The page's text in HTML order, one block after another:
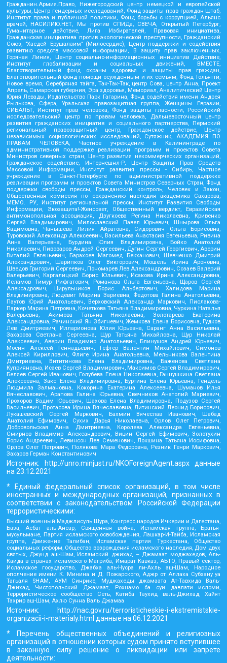
Гражданин.Армия.Право, Нижегородский центр немецкой и европейской
культуры, Центр гендерных исследований, Фонд защиты прав граждан Штаб,
Институт права и публичной политики, Фонд борьбы с коррупцией, Альянс
врачей, НАСИЛИЮ.НЕТ, Мы против СПИДа, СВЕЧА, Открытый Петербург,
Гуманитарное действие, Лига Избирателей, Правовая инициатива,
Гражданская инициатива против экологической преступности, Гражданский
Союз, "Хасдей Ерушалаим" (Милосердие), Центр поддержки и содействия
развитию средств массовой информации, В защиту прав заключенных,
Горячая Линия, Центр социально-информационных инициатив Действие,
Институт глобализации и социальных движений, ВМЕСТЕ,
Благотворительный фонд охраны здоровья и защиты прав граждан,
Благотворительный фонд помощи осужденным и их семьям, Фонд Тольятти,
Новое время, Серебряная тайга, Так-Так-Так, центр Сова, центр Анна, Проект
Апрель, Самарская губерния, Эра здоровья, Мемориал, Аналитический Центр
Юрия Левады, Издательство Парк Гагарина, Фонд содействия имени Андрея
Рылькова, Сфера, Уральская правозащитная группа, Женщины Евразии,
СИБАЛЬТ, Институт прав человека, Фонд защиты гласности, Российский
исследовательский центр по правам человека, Дальневосточный центр
развития гражданских инициатив и социального партнерства, Пермский
региональный правозащитный центр, Гражданское действие, Центр
независимых социологических исследований, Сутяжник, АКАДЕМИЯ ПО
ПРАВАМ ЧЕЛОВЕКА, Частное учреждение в Калининграде по
административной поддержке реализации программ и проектов Совета
Министров северных стран, Центр развития некоммерческих организаций,
Гражданское содействие, Интернешнл-Р, Центр Защиты Прав Средств
Массовой Информации, Институт развития прессы - Сибирь, Частное
учреждение в Санкт-Петербурге по административной поддержке
реализации программ и проектов Совета Министров Северных Стран, Фонд
поддержки свободы прессы, Гражданский контроль, Человек и Закон,
Общественная комиссия по сохранению наследия академика Сахарова,
МЕМО. РУ, Институт региональной прессы, Институт Развития Свободы
Информации, Экозащита!-Женсовет, Общественный вердикт, Евразийская
антимонопольная ассоциация, Дзугкоева Регина Николаевна, Кривенко
Сергей Владимирович, Милославский Павел Юрьевич, Шнырова Ольга
Вадимовна, Чанышева Лилия Айратовна, Сидорович Ольга Борисовна,
Туровский Александр Алексеевич, Васильева Анастасия Евгеньевна, Ривина
Анна Валерьевна, Бурдина Юлия Владимировна, Бойко Анатолий
Николаевич, Пивоваров Андрей Сергеевич, Дугин Сергей Георгиевич, Аверин
Виталий Евгеньевич, Барахоев Магомед Бекханович, Шевченко Дмитрий
Александрович, Шарипков Олег Викторович, Мошель Ирина Ароновна,
Шведов Григорий Сергеевич, Пономарев Лев Александрович, Созаев Валерий
Валерьевич, Каргалицкий Борис Юльевич, Исакова Ирина Александровна,
Исламов Тимур Рифгатович, Романова Ольга Евгеньевна, Щаров Сергей
Алексадрович, Цирульников Борис Альбертович, Халидова Марина
Владимировна, Людевиг Марина Зариевна, Федотова Галина Анатольевна,
Паутов Юрий Анатольевич, Верховский Александр Маркович, Пислакова-
Паркер Марина Петровна, Кочеткова Татьяна Владимировна, Чуркина Наталья
Валерьевна, Акимова Татьяна Николаевна, Золотарева Екатерина
Александровна, Рачинский Ян Збигневич, Жемкова Елена Борисовна, Гудков
Лев Дмитриевич, Илларионова Юлия Юрьевна, Саранг Анна Васильевна,
Захарова Светлана Сергеевна, Щур Татьяна Михайловна, Щур Николай
Алексеевич, Аверин Владимир Анатольевич, Блинушов Андрей Юрьевич,
Мосин Алексей Геннадьевич, Гефтер Валентин Михайлович, Симонов
Алексей Кириллович, Флиге Ирина Анатольевна, Мельникова Валентина
Дмитриевна, Вититинова Елена Владимировна, Баженова Светлана
Куприяновна, Исаев Сергей Владимирович, Максимов Сергей Владимирович,
Беляев Сергей Иванович, Голубева Елена Николаевна, Ганнушкина Светлана
Алексеевна, Закс Елена Владимировна, Буртина Елена Юрьевна, Гендель
Людмила Залмановна, Кокорина Екатерина Алексеевна, Шуманов Илья
Вячеславович, Арапова Галина Юрьевна, Свечников Анатолий Мариевич,
Прохоров Вадим Юрьевич, Шахова Елена Владимировна, Подузов Сергей
Васильевич, Протасова Ирина Вячеславовна, Литинский Леонид Борисович,
Лукашевский Сергей Маркович, Бахмин Вячеслав Иванович, Шабад
Анатолий Ефимович, Сухих Дарья Николаевна, Орлов Олег Петрович,
Добровольская Анна Дмитриевна, Королева Александра Евгеньевна,
Смирнов Владимир Александрович, Вицин Сергей Ефимович, Золотухин
Борис Андреевич, Левинсон Лев Семенович, Локшина Татьяна Иосифовна,
Орлов Олег Петрович, Полякова Мара Федоровна, Резник Генри Маркович,
Захаров Герман Константинович
Источник: http://unro.minjust.ru/NKOForeignAgent.aspx данные
на 23.12.2021
* Единый федеральный список организаций, в том числе
иностранных и международных организаций, признанных в
соответствии с законодательством Российской Федерации
террористическими:
Высший военный Маджлисуль Шура, Конгресс народов Ичкерии и Дагестана,
База, Асбат аль-Ансар, Священная война, Исламская группа, Братья-
мусульмане, Партия исламского освобождения, Лашкар-И-Тайба, Исламская
группа, Движение Талибан, Исламская партия Туркестана, Общество
социальных реформ, Общество возрождения исламского наследия, Дом двух
святых, Джунд аш-Шам, Исламский джихад – Джамаат моджахедов, Аль-
Каида в странах исламского Магриба, Имарат Кавказ, АБТО, Правый сектор,
Исламское государство, Джабха аль-Нусра ли-Ахль аш-Шам, Народное
ополчение имени К. Минина и Д. Пожарского, Аджр от Аллаха Субхану уа
Тагьаля SHAM, АУМ Синрике, Муджахеды джамаата Ат-Тавхида Валь-
Джихад, Чистопольский Джамаат, Рохнамо ба суи давлати исломи,
Террористическое сообщество Сеть, Катиба Таухид валь-Джихад, Хайят
Тахрир аш-Шам, Ахлю Сунна Валь Джамаа
Источник: http://nac.gov.ru/terroristicheskie-i-ekstremistskie-
organizacii-i-materialy.html данные на 06.12.2021
* Перечень общественных объединений и религиозных
организаций в отношении которых судом принято вступившее
в законную силу решение о ликвидации или запрете
деятельности: